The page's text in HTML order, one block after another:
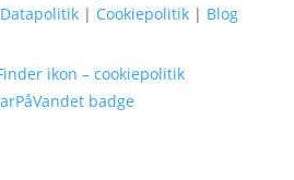
Datapolitik | Cookiepolitik | Blog